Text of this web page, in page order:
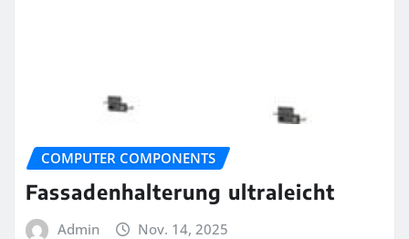
COMPUTER COMPONENTS
Fassadenhalterung ultraleicht
Admin Nov. 14, 2025